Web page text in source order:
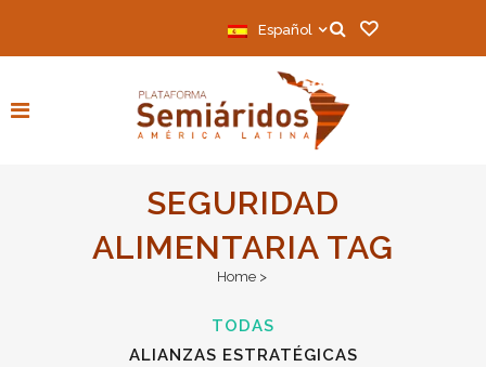
Español
SEGURIDAD
ALIMENTARIA TAG
Home>
TODAS
ALIANZAS ESTRATÉGICAS